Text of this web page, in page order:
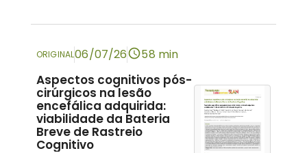
avaliação neuropsicológica
ORIGINAL06/07/26 58 min
Aspectos cognitivos pós-
cirúrgicos na lesão
encefálica adquirida:
viabilidade da Bateria
Breve de Rastreio
Cognitivo